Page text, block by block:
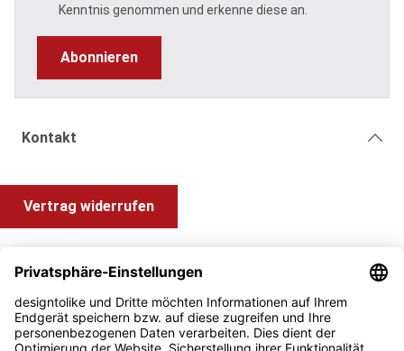
Kenntnis genommen und erkenne diese an.
Abonnieren
Kontakt
Vertrag widerrufen
Information und Impressum